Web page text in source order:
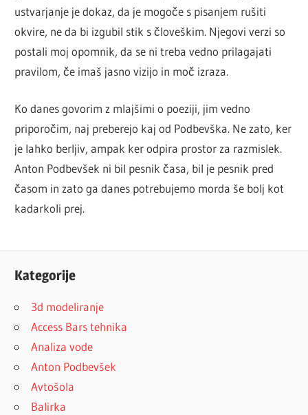
ustvarjanje je dokaz, da je mogoče s pisanjem rušiti
okvire, ne da bi izgubil stik s človeškim. Njegovi verzi so
postali moj opomnik, da se ni treba vedno prilagajati
pravilom, če imaš jasno vizijo in moč izraza.
Ko danes govorim z mlajšimi o poeziji, jim vedno
priporočim, naj preberejo kaj od Podbevška. Ne zato, ker
je lahko berljiv, ampak ker odpira prostor za razmislek.
Anton Podbevšek ni bil pesnik časa, bil je pesnik pred
časom in zato ga danes potrebujemo morda še bolj kot
kadarkoli prej.
Kategorije
3d modeliranje
Access Bars tehnika
Analiza vode
Anton Podbevšek
Avtošola
Balirka